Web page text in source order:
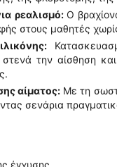
ρεαλισμό: Ο
στους μαθητές
στενά την αίσθηση
αίματος: Με τη
σενάρια
έγχυσης